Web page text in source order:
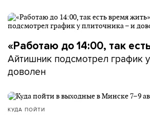
«Работаю до 14:00, так
Айтишник подсмотрел график
доволен
КУДА ПОЙТИ